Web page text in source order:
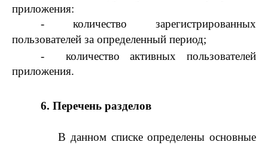
приложения:
- количество зарегистрированных
пользователей за определенный период;
-
количество активных пользователей
приложения.
6. Перечень разделов
В данном списке определены основные